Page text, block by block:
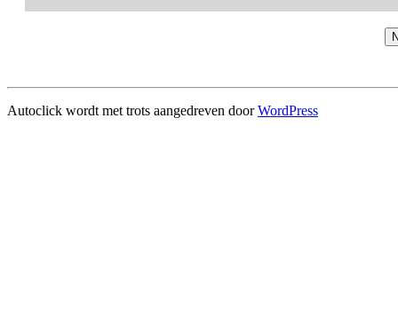
Autoclick wordt met trots aangedreven doorWordPress